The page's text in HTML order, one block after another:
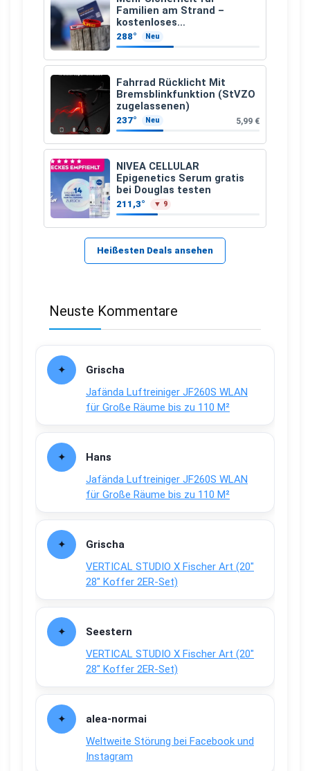
Familien am Strand –
kostenloses
Kindersuchband der DLRG
288° Neu
Fahrrad Rücklicht Mit
Bremsblinkfunktion (StVZO
zugelassenen)
237° Neu 5,99 €
NIVEA CELLULAR
Epigenetics Serum gratis
bei Douglas testen
211,3° ▼ 9
Heißesten Deals ansehen
Neuste Kommentare
Grischa
Jafända Luftreiniger JF260S WLAN
für Große Räume bis zu 110 M²
Hans
Jafända Luftreiniger JF260S WLAN
für Große Räume bis zu 110 M²
Grischa
VERTICAL STUDIO X Fischer Art (20″
28″ Koffer 2ER-Set)
Seestern
VERTICAL STUDIO X Fischer Art (20″
28″ Koffer 2ER-Set)
alea-normai
Weltweite Störung bei Facebook und
Instagram